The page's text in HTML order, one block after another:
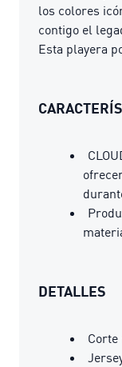
los colores
contigo el
Esta playera
DETALLES